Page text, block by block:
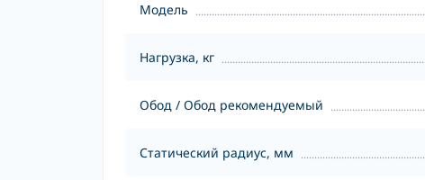
Модель
Нагрузка, кг
Обод / Обод рекомендуемый
Статический радиус, мм